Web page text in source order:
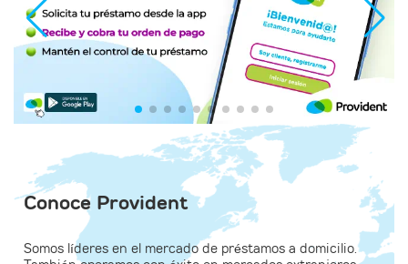
Conoce Provident
Somos líderes en el mercado de préstamos a domicilio.